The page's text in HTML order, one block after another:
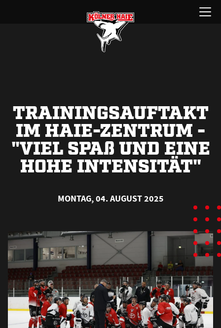
Menü
öffnen
TRAININGSAUFTAKT
IM HAIE-ZENTRUM -
"VIEL SPAß UND EINE
HOHE INTENSITÄT"
MONTAG, 04. AUGUST 2025